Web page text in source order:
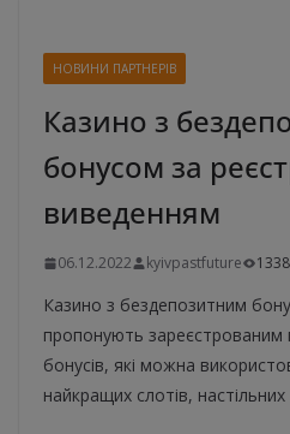
НОВИНИ ПАРТНЕРІВ
Казино з
бонусом за
виведенням
06.12.2022 kyivpastfuture
Казино з бездепозитним
пропонують
бонусів, які можна
найкращих слотів, настільних